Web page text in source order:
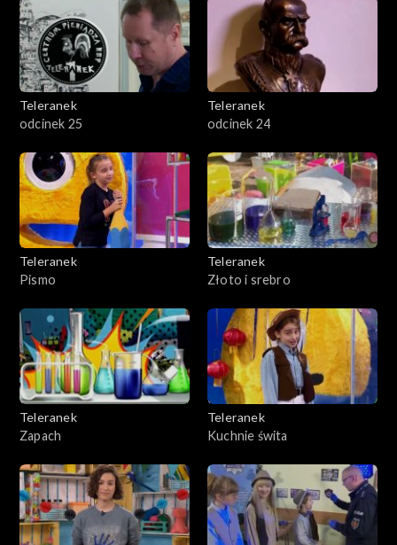
Teleranek
odcinek 25
Teleranek
odcinek 24
Teleranek
Pismo
Teleranek
Złoto i srebro
Teleranek
Zapach
Teleranek
Kuchnie świta